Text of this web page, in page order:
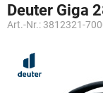
Deuter Giga
Art.-Nr.: 3812321-